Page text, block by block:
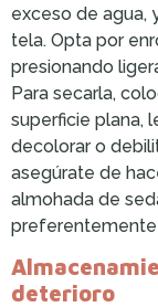
exceso de agua,
tela. Opta por
presionando
Para secarla,
superficie plana,
decolorar o
asegúrate de
almohada de
preferentemente
deterioro